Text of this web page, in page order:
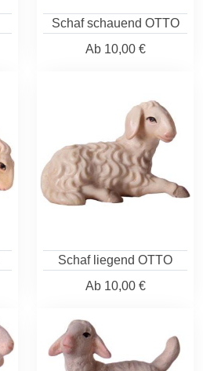
Schaf schauend OTTO
Ab10,00 €
Schaf liegend OTTO
Ab10,00 €